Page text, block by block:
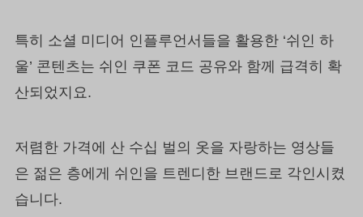
특히 소셜 미디어 인플루언서들을 활용한 ‘쉬인 하
울’ 콘텐츠는 쉬인 쿠폰 코드 공유와 함께 급격히 확
산되었지요.
저렴한 가격에 산 수십 벌의 옷을 자랑하는 영상들
은 젊은 층에게 쉬인을 트렌디한 브랜드로 각인시켰
습니다.